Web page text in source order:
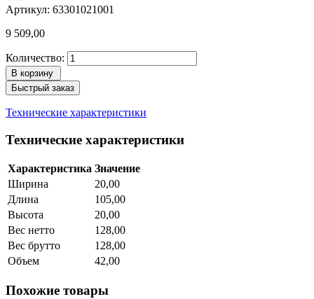
Артикул: 63301021001
9 509,00
Количество:
В корзину
Быстрый заказ
Технические характеристики
Технические характеристики
Характеристика Значение
Ширина
20,00
Длина
105,00
Высота
20,00
Вес нетто
128,00
Вес брутто
128,00
Объем
42,00
Похожие товары